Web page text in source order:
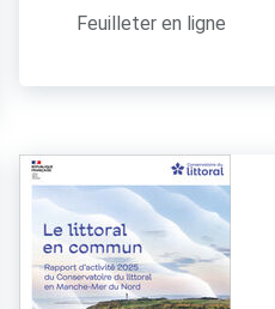
Feuilleter en ligne